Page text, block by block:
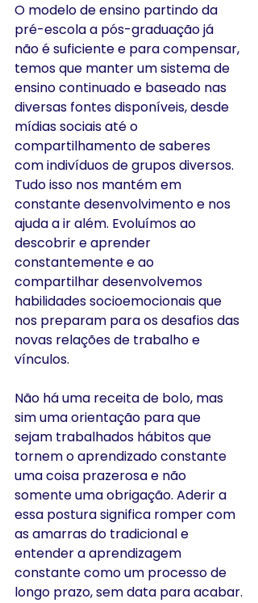
O modelo de ensino partindo da
pré-escola a pós-graduação já
não é suficiente e para compensar,
temos que manter um sistema de
ensino continuado e baseado nas
diversas fontes disponíveis, desde
mídias sociais até o
compartilhamento de saberes
com indivíduos de grupos diversos.
Tudo isso nos mantém em
constante desenvolvimento e nos
ajuda a ir além. Evoluímos ao
descobrir e aprender
constantemente e ao
compartilhar desenvolvemos
habilidades socioemocionais que
nos preparam para os desafios das
novas relações de trabalho e
vínculos.
Não há uma receita de bolo, mas
sim uma orientação para que
sejam trabalhados hábitos que
tornem o aprendizado constante
uma coisa prazerosa e não
somente uma obrigação. Aderir a
essa postura significa romper com
as amarras do tradicional e
entender a aprendizagem
constante como um processo de
longo prazo, sem data para acabar.